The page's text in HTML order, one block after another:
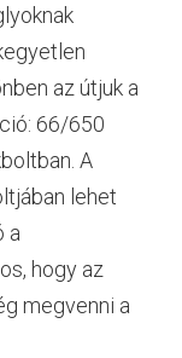
az útjuk a
66/650
A
lehet
a
hogy az
megvenni a